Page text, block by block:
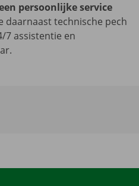
persoonlijke service
daarnaast technische pech
7 assistentie en